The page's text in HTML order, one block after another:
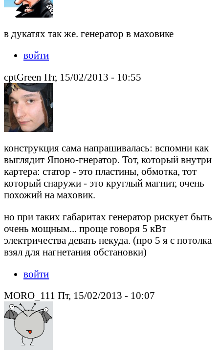
в дукатях так же. генератор в маховике
войти
cptGreen Пт, 15/02/2013 - 10:55
конструкция сама напрашивалась: вспомни как
выглядит Японо-гнератор. Тот, который внутри
картера: статор - это пластины, обмотка, тот
который снаружи - это круглый магнит, очень
похожий на маховик.
но при таких габаритах генератор рискует быть
очень мощным... проще говоря 5 кВт
электричества девать некуда. (про 5 я с потолка
взял для нагнетания обстановки)
войти
MORO_111 Пт, 15/02/2013 - 10:07